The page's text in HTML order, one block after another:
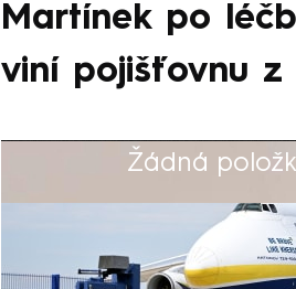
Martínek po
viní pojišťovnu z
Žádná
Výběr redakce